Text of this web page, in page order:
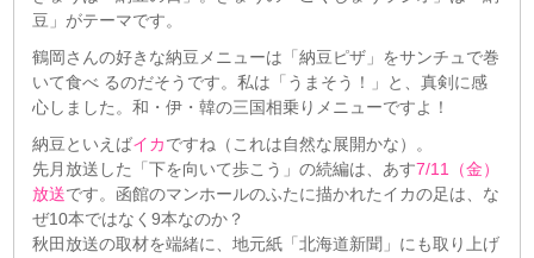
豆」がテーマです。
鶴岡さんの好きな納豆メニューは「納豆ピザ」をサンチュで巻
いて食べ るのだそうです。私は「うまそう！」と、真剣に感
心しました。和・伊・韓の三国相乗りメニューですよ！
納豆といえばイカですね（これは自然な展開かな）。
先月放送した「下を向いて歩こう」の続編は、あす7/11（金）
放送です。函館のマンホールのふたに描かれたイカの足は、な
ぜ10本ではなく9本なのか？
秋田放送の取材を端緒に、地元紙「北海道新聞」にも取り上げ